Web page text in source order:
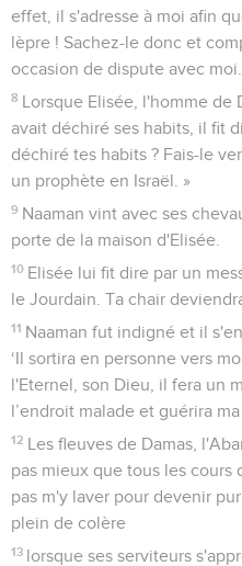
effet, il s'adresse à moi afin
lèpre ! Sachez-le donc et
occasion de dispute avec
8 Lorsque Elisée, l'homme de
avait déchiré ses habits, il fit
déchiré tes habits ? Fais-le
un prophète en Israël. »
9 Naaman vint avec ses
porte de la maison d'Elisée.
10 Elisée lui fit dire par un
le Jourdain. Ta chair
11 Naaman fut indigné et il
‘Il sortira en personne vers
l'Eternel, son Dieu, il fera un
l’endroit malade et guérira ma
12 Les fleuves de Damas,
pas mieux que tous les cours
pas m'y laver pour devenir
plein de colère
13 lorsque ses serviteurs